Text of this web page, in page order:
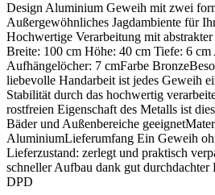
Design Aluminium Geweih mit zwei
Außergewöhnliches Jagdambiente für
Hochwertige Verarbeitung mit
Breite: 100 cm Höhe: 40 cm Tiefe: 6 cm
Aufhängelöcher: 7 cmFarbe
liebevolle Handarbeit ist jedes Geweih
Stabilität durch das hochwertig
rostfreien Eigenschaft des Metalls ist
Bäder und Außenbereiche
AluminiumLieferumfang Ein Geweih
Lieferzustand: zerlegt und praktisch
schneller Aufbau dank gut
DPD